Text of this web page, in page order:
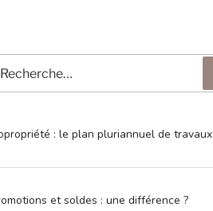
: le plan pluriannuel de travaux
et soldes : une différence ?